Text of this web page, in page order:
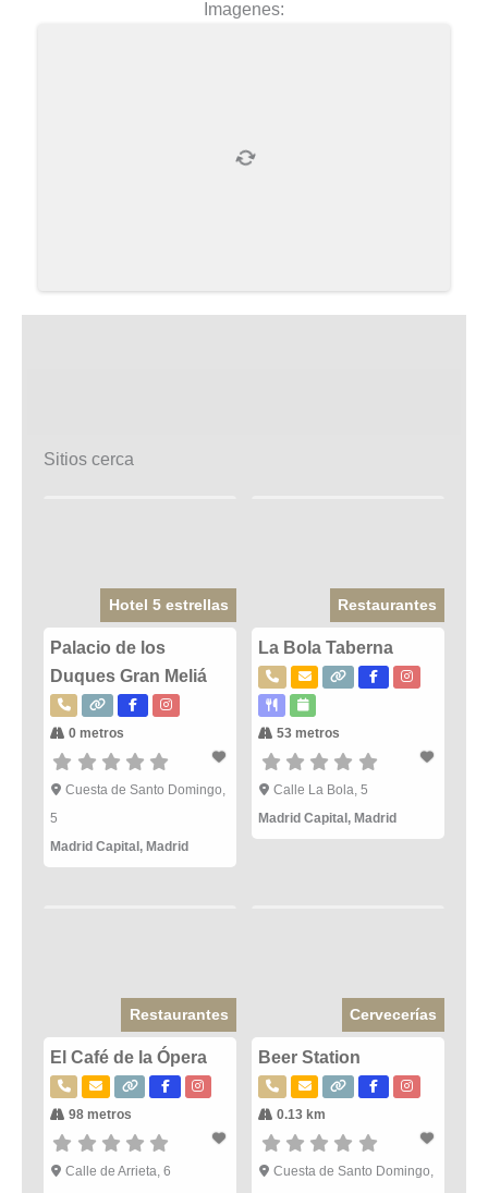
Imagenes:
Sitios cerca
Hotel 5 estrellas
Palacio de los
Duques Gran Meliá
0 metros
Cuesta de Santo Domingo,
5
Madrid Capital , Madrid
Restaurantes
La Bola Taberna
53 metros
Calle La Bola, 5
Madrid Capital , Madrid
Restaurantes
El Café de la Ópera
98 metros
Calle de Arrieta, 6
Cervecerías
Beer Station
0.13 km
Cuesta de Santo Domingo,